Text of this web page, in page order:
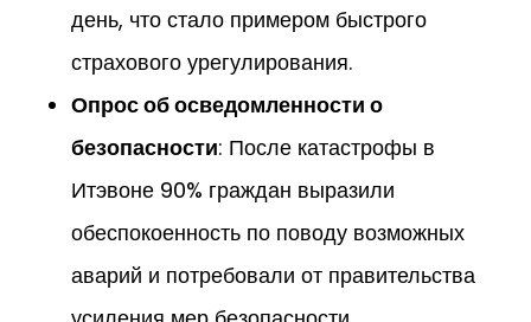
день, что стало примером быстрого
страхового урегулирования.
Опрос об осведомленности о
безопасности: После катастрофы в
Итэвоне 90% граждан выразили
обеспокоенность по поводу возможных
аварий и потребовали от правительства